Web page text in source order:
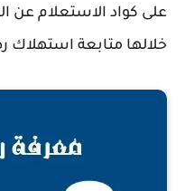
على كواد الاستعلام عن
خلالها متابعة استهلاك